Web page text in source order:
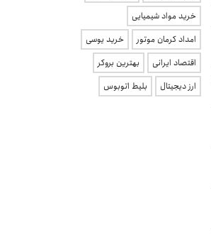
خرید مواد شیمیایی
امداد کرمان موتور
خرید یوسی
اقتصاد ایرانی
بهترین بروکر
ارز دیجیتال
بلیط اتوبوس